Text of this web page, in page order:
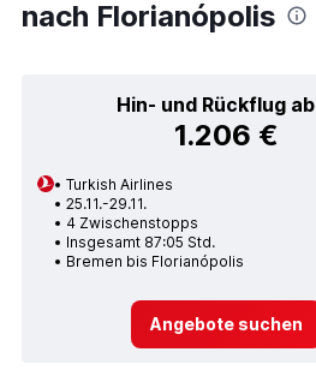
nach Florianópolis
Hin- und Rückflug ab
1.206 €
Turkish Airlines
25.11.-29.11.
4 Zwischenstopps
Insgesamt 87:05 Std.
Bremen bis Florianópolis
Angebote suchen